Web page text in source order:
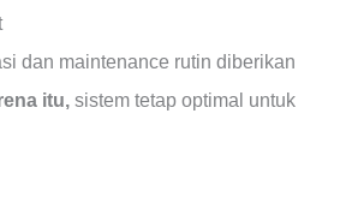
dan maintenance rutin diberikan
itu, sistem tetap optimal untuk